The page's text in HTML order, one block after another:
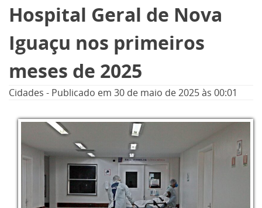
Opinião
Informe especial
Hospital Geral de Nova
Iguaçu nos primeiros
meses de 2025
Cidades - Publicado em 30 de maio de 2025às 00:01